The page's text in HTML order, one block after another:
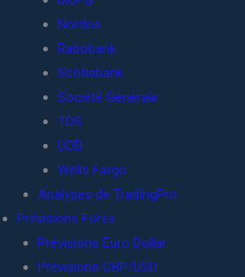
Nordea
Rabobank
Scotiabank
Société Générale
TDS
UOB
Wells Fargo
Analyses de TradingPro
Prévisions Forex
Prévisions Euro Dollar
Prévisions GBP/USD